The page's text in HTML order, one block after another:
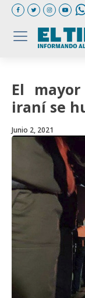
El
iraní se
Junio 2, 2021